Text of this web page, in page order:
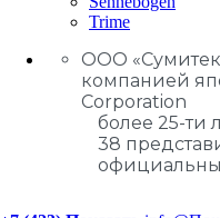
Trime
ООО
компанией
Corporation
более 25-ти
38